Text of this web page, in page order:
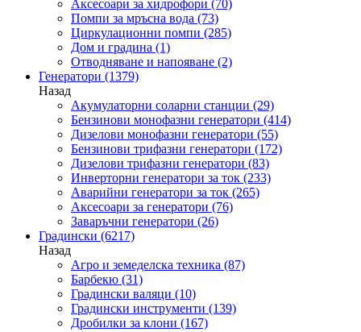
Аксесоари за хидрофори (70)
Помпи за мръсна вода (73)
Циркулационни помпи (285)
Дом и градина (1)
Отводняване и напояване (2)
Генератори (1379)
Назад
Акумулаторни соларни станции (29)
Бензинови монофазни генератори (414)
Дизелови монофазни генератори (55)
Бензинови трифазни генератори (172)
Дизелови трифазни генератори (83)
Инверторни генератори за ток (233)
Аварийни генератори за ток (265)
Аксесоари за генератори (76)
Заваръчни генератори (26)
Градински (6217)
Назад
Агро и земеделска техника (87)
Барбекю (31)
Градински валяци (10)
Градински инструменти (139)
Дробилки за клони (167)